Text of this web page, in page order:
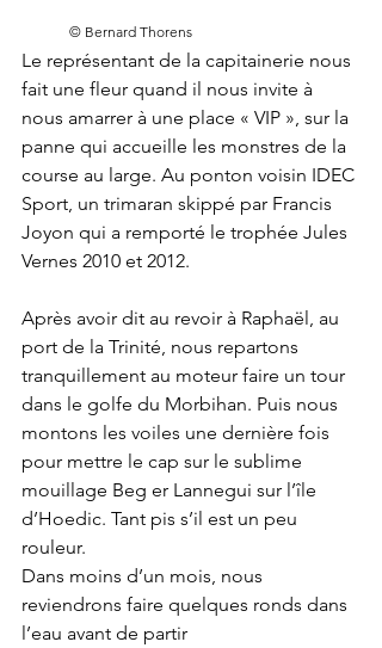
© Bernard Thorens
Le représentant de la capitainerie nous
fait une fleur quand il nous invite à
nous amarrer à une place « VIP », sur la
panne qui accueille les monstres de la
course au large. Au ponton voisin IDEC
Sport, un trimaran skippé par Francis
Joyon qui a remporté le trophée Jules
Vernes 2010 et 2012.
Après avoir dit au revoir à Raphaël, au
port de la Trinité, nous repartons
tranquillement au moteur faire un tour
dans le golfe du Morbihan. Puis nous
montons les voiles une dernière fois
pour mettre le cap sur le sublime
mouillage Beg er Lannegui sur l’île
d’Hoedic. Tant pis s’il est un peu
rouleur.
Dans moins d’un mois, nous
reviendrons faire quelques ronds dans
l’eau avant de partir